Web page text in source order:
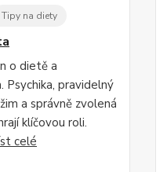
Tipy na diety
o dietě a
Psychika, pravidelný
a správně zvolená
klíčovou roli.
celé